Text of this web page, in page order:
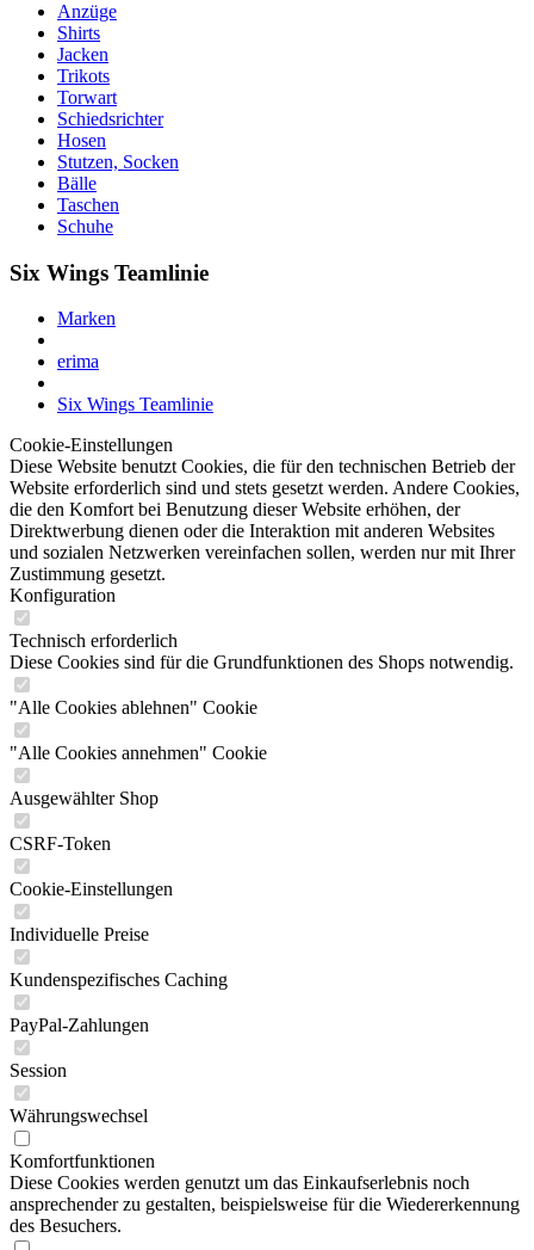
Anzüge
Shirts
Jacken
Trikots
Torwart
Schiedsrichter
Hosen
Stutzen, Socken
Bälle
Taschen
Schuhe
Six Wings Teamlinie
Marken
erima
Six Wings Teamlinie
Cookie-Einstellungen
Diese Website benutzt Cookies, die für den technischen Betrieb der
Website erforderlich sind und stets gesetzt werden. Andere Cookies,
die den Komfort bei Benutzung dieser Website erhöhen, der
Direktwerbung dienen oder die Interaktion mit anderen Websites
und sozialen Netzwerken vereinfachen sollen, werden nur mit Ihrer
Zustimmung gesetzt.
Konfiguration
Technisch erforderlich
Diese Cookies sind für die Grundfunktionen des Shops notwendig.
"Alle Cookies ablehnen" Cookie
"Alle Cookies annehmen" Cookie
Ausgewählter Shop
CSRF-Token
Cookie-Einstellungen
Individuelle Preise
Kundenspezifisches Caching
PayPal-Zahlungen
Session
Währungswechsel
Komfortfunktionen
Diese Cookies werden genutzt um das Einkaufserlebnis noch
ansprechender zu gestalten, beispielsweise für die Wiedererkennung
des Besuchers.